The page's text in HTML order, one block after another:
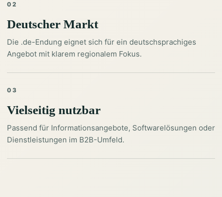
02
Deutscher Markt
Die .de-Endung eignet sich für ein deutschsprachiges
Angebot mit klarem regionalem Fokus.
03
Vielseitig nutzbar
Passend für Informationsangebote, Softwarelösungen oder
Dienstleistungen im B2B-Umfeld.